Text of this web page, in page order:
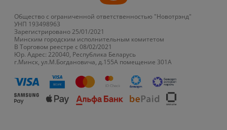
Общество с ограниченной ответственностью "Новотрэнд"
УНП 193498963
Зарегистрировано 25/01/2021
Минским городским исполнительным комитетом
В Торговом реестре с 08/02/2021
Юр. Адрес: 220040, Республика Беларусь
г.Минск, ул.М.Богдановича, д.155А помещение 301А